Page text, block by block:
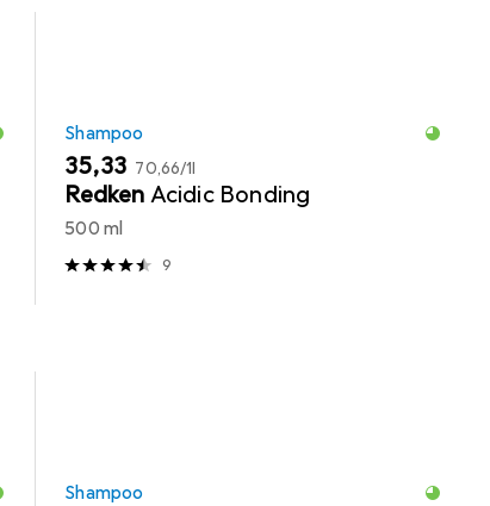
Shampoo
EUR
35,33 EUR
70,66/1l
Redken Acidic Bonding
500 ml
9
Shampoo